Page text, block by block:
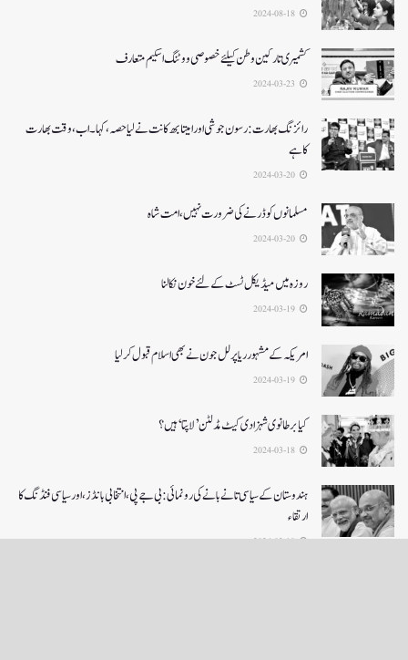
کشمیری تارکین وطن کیلئےخصوصی ووٹنگ اسکیم متعارف
رائزنگ بھارت:رسون جوشی اورامیتابھ کانت نےلیاحصہ، کہا۔ اب،وقت بھارت
کاہے
مسلمانوں کوڈرنےکی ضرورت نہیں، امت شاہ
روزہ میں میڈیکل ٹسٹ کے لئے خون نکالنا
امریکہ کے مشہور ریاپر لل جون نے بھی اسلام قبول کرلیا
کیا برطانوی شہزادی کیٹ مڈلٹن ’لاپتا‘ ہیں؟
ہندوستان کے سیاسی تانے بانے کی رونمائی: بی جے پی، انتخابی بانڈز، اور سیاسی فنڈنگ کا
ارتقاء
2024-03-18